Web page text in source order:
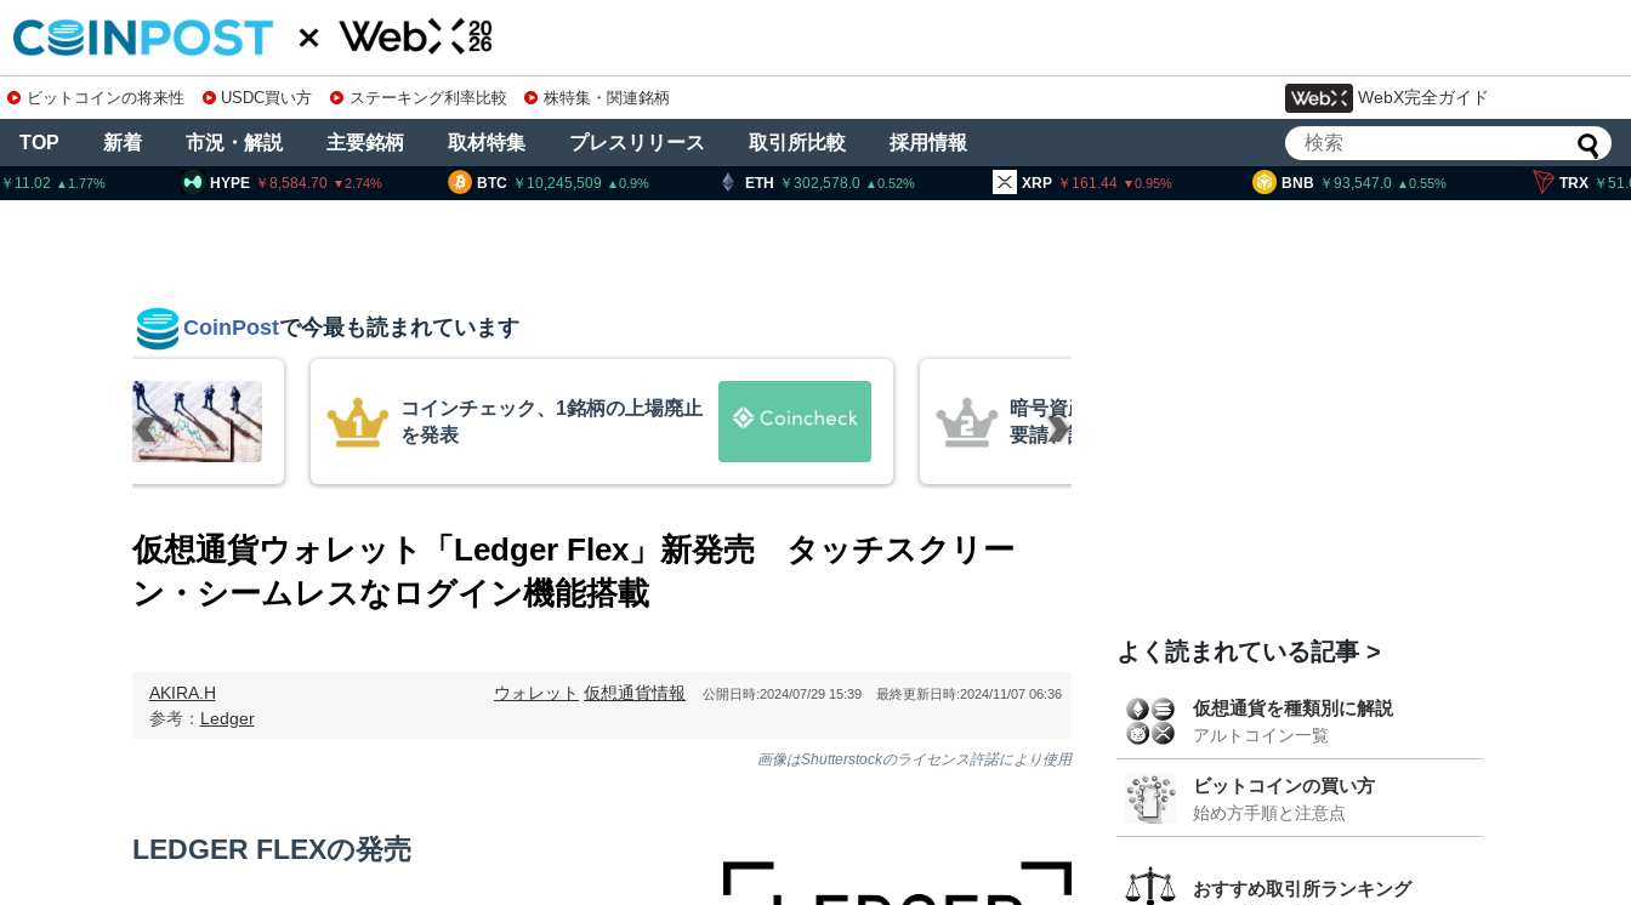
ビットコインの将来性 USDC買い方 ステーキング利率比較 株特集・関連銘柄 WebX完全ガイド
TOP 新着 市況・解説 主要銘柄 取材特集 プレスリリース 取引所比較 採用情報
BTC 10,245,509 ETH 302,578.0 XRP 161.44 BNB 93,547.0 TRX 51.61
HYPE 8,584.70
CoinPostで今最も読まれています
暗号資産交換業者に出庫制限強化を
要請、詐欺被害防止へ 金融庁と警
ビットコイン・イーサリアム・
XRP、「弱気相場の最終段階に典型
仮想通貨ウォレット「Ledger Flex」新発売 タッチスクリー
ン・シームレスなログイン機能搭載
AKIRA.H
参考： Ledger
ウォレット 仮想通貨情報 公開日時:2024/07/29 15:39 最終更新日時:2024/11/07 06:36
画像はShutterstockのライセンス許諾により使用
LEDGER FLEXの発売
よく読まれている記事
仮想通貨を種類別に解説
アルトコイン一覧
ビットコインの買い方
始め方手順と注意点
おすすめ取引所ランキング